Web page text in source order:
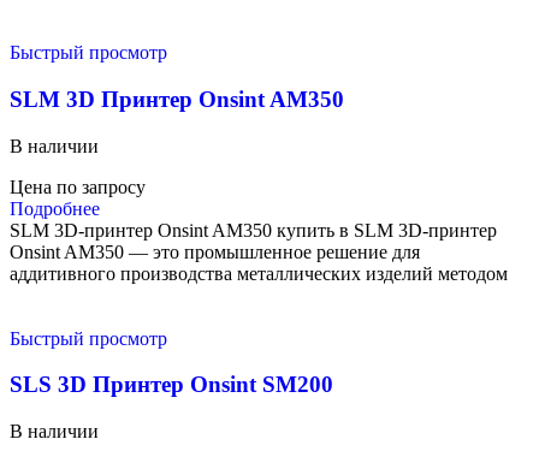
Быстрый просмотр
SLM 3D Принтер Onsint AM350
В наличии
Цена по запросу
Подробнее
SLM 3D-принтер Onsint AM350 купить в SLM 3D-принтер
Onsint AM350 — это промышленное решение для
аддитивного производства металлических изделий методом
Быстрый просмотр
SLS 3D Принтер Onsint SM200
В наличии